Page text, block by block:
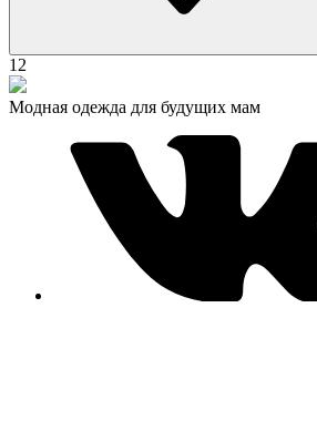
1 2
Модная одежда для будущих мам